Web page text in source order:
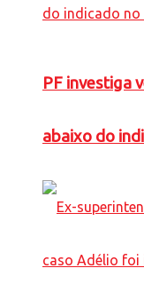
PF investiga
abaixo do